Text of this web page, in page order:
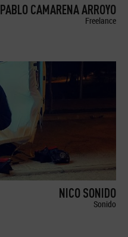
PABLO CAMARENA ARROYO
Freelance
NICO SONIDO
Sonido